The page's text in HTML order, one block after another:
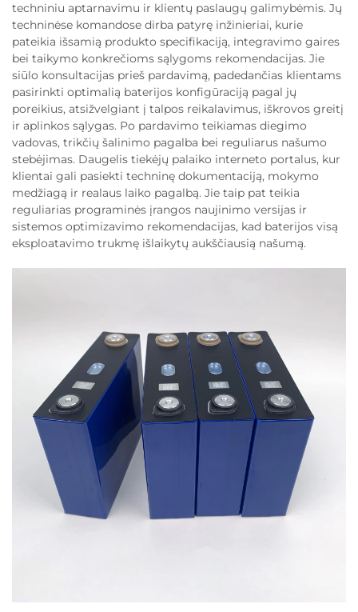
techniniu aptarnavimu ir klientų paslaugų galimybėmis. Jų
techninėse komandose dirba patyrę inžinieriai, kurie
pateikia išsamią produkto specifikaciją, integravimo gaires
bei taikymo konkrečioms sąlygoms rekomendacijas. Jie
siūlo konsultacijas prieš pardavimą, padedančias klientams
pasirinkti optimalią baterijos konfigūraciją pagal jų
poreikius, atsižvelgiant į talpos reikalavimus, iškrovos greitį
ir aplinkos sąlygas. Po pardavimo teikiamas diegimo
vadovas, trikčių šalinimo pagalba bei reguliarus našumo
stebėjimas. Daugelis tiekėjų palaiko interneto portalus, kur
klientai gali pasiekti techninę dokumentaciją, mokymo
medžiagą ir realaus laiko pagalbą. Jie taip pat teikia
reguliarias programinės įrangos naujinimo versijas ir
sistemos optimizavimo rekomendacijas, kad baterijos visą
eksploatavimo trukmę išlaikytų aukščiausią našumą.